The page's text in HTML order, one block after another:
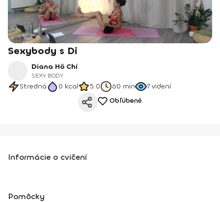
Sexybody s Di
Diana Hô Chí
SEXY BODY
Stredná 0 kcal 5.0 60 min 7 videní
Obľúbené
Informácie o cvičení
Pomôcky